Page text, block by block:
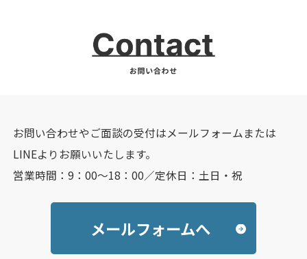
お問い合わせやご面談の受付はメールフォームまたは
LINEよりお願いいたします。
営業時間：9：00～18：00／定休日：土日・祝
メールフォームへ